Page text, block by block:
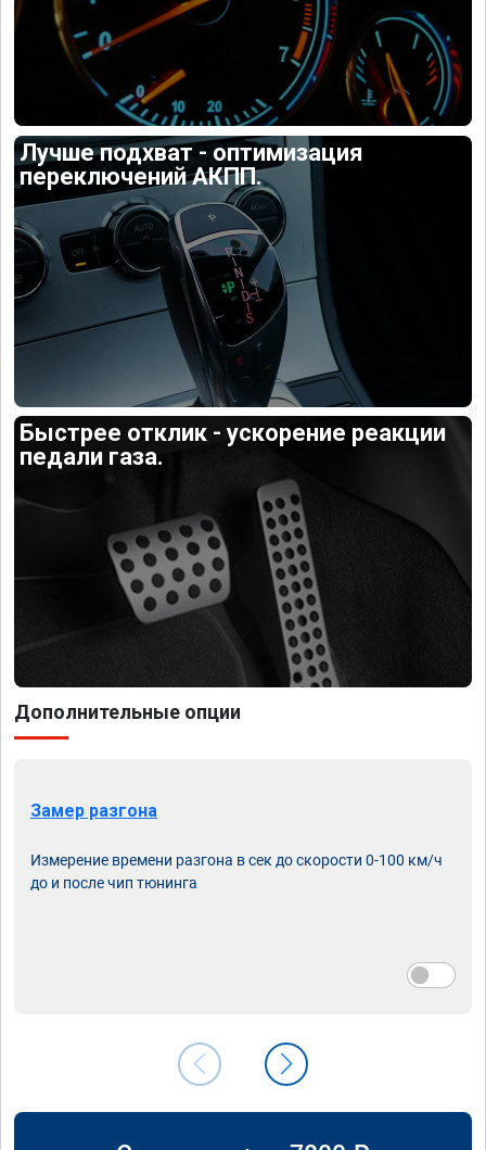
Лучше подхват - оптимизация
переключений АКПП.
Быстрее отклик - ускорение реакции
педали газа.
Дополнительные опции
Замер разгона
Измерение времени разгона в сек до скорости 0-100 км/ч
до и после чип тюнинга